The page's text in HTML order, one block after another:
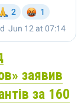
заявив
за 160